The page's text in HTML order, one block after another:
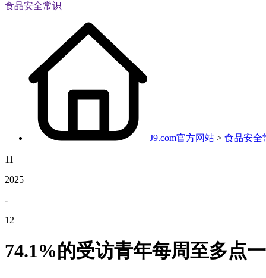
食品安全常识
J9.com官方网站 > 食品安全
11
2025
-
12
74.1%的受访青年每周至多点